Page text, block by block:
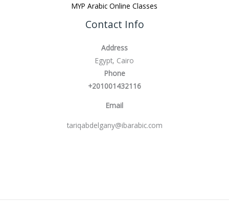
MYP Arabic Online Classes
Contact Info
Address
Egypt, Cairo
Phone
+201001432116
Email
tariqabdelgany@ibarabic.com